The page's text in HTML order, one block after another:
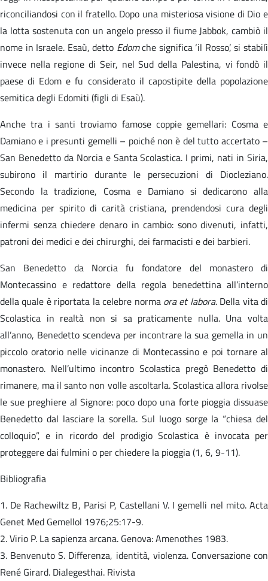
riconciliandosi con il fratello. Dopo una misteriosa visione di Dio e
la lotta sostenuta con un angelo presso il fiume Jabbok, cambiò il
nome in Israele. Esaù, detto Edomche significa ‘il Rosso’, si stabilì
invece nella regione di Seir, nel Sud della Palestina, vi fondò il
paese di Edom e fu considerato il capostipite della popolazione
semitica degli Edomiti (figli di Esaù).
Anche tra i santi troviamo famose coppie gemellari: Cosma e
Damiano e i presunti gemelli – poiché non è del tutto accertato –
San Benedetto da Norcia e Santa Scolastica. I primi, nati in Siria,
subirono il martirio durante le persecuzioni di Diocleziano.
Secondo la tradizione, Cosma e Damiano si dedicarono alla
medicina per spirito di carità cristiana, prendendosi cura degli
infermi senza chiedere denaro in cambio: sono divenuti, infatti,
patroni dei medici e dei chirurghi, dei farmacisti e dei barbieri.
San Benedetto da Norcia fu fondatore del monastero di
Montecassino e redattore della regola benedettina all’interno
della quale è riportata la celebre norma ora et labora. Della vita di
Scolastica in realtà non si sa praticamente nulla. Una volta
all’anno, Benedetto scendeva per incontrare la sua gemella in un
piccolo oratorio nelle vicinanze di Montecassino e poi tornare al
monastero. Nell’ultimo incontro Scolastica pregò Benedetto di
rimanere, ma il santo non volle ascoltarla. Scolastica allora rivolse
le sue preghiere al Signore: poco dopo una forte pioggia dissuase
Benedetto dal lasciare la sorella. Sul luogo sorge la “chiesa del
colloquio”, e in ricordo del prodigio Scolastica è invocata per
proteggere dai fulmini o per chiedere la pioggia (1, 6, 9-11).
Bibliografia
1. De Rachewiltz B, Parisi P, Castellani V. I gemelli nel mito. Acta
Genet Med Gemellol 1976;25:17-9.
2. Virio P. La sapienza arcana. Genova: Amenothes 1983.
3. Benvenuto S. Differenza, identità, violenza. Conversazione con
René Girard. Dialegesthai. Rivista